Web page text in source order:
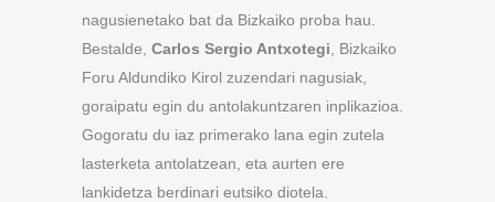
nagusienetako bat da Bizkaiko proba hau.
Bestalde, Carlos Sergio Antxotegi , Bizkaiko
Foru Aldundiko Kirol zuzendari nagusiak,
goraipatu egin du antolakuntzaren inplikazioa.
Gogoratu du iaz primerako lana egin zutela
lasterketa antolatzean, eta aurten ere
lankidetza berdinari eutsiko diotela.